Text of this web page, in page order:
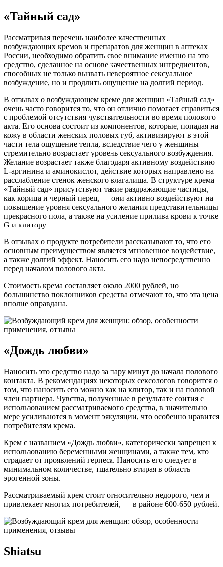
«Тайный сад»
Рассматривая перечень наиболее качественных
возбуждающих кремов и препаратов для женщин в аптеках
России, необходимо обратить свое внимание именно на это
средство, сделанное на основе качественных ингредиентов,
способных не только вызвать невероятное сексуальное
возбуждение, но и продлить ощущение на долгий период.
В отзывах о возбуждающем креме для женщин «Тайный сад»
очень часто говорится то, что он отлично помогает справиться
с проблемой отсутствия чувствительности во время полового
акта. Его основа состоит из компонентов, которые, попадая на
кожу в области женских половых губ, активизируют в этой
части тела ощущение тепла, вследствие чего у женщины
стремительно возрастает уровень сексуального возбуждения.
Желание возрастает также благодаря активному воздействию
L-аргинина и аминокислот, действие которых направлено на
расслабление стенок женского влагалища. В структуре крема
«Тайный сад» присутствуют такие раздражающие частицы,
как корица и черный перец, — они активно воздействуют на
повышение уровня сексуального желания представительницы
прекрасного пола, а также на усиление прилива крови к точке
G и клитору.
В отзывах о продукте потребители рассказывают то, что его
основным преимуществом является мгновенное воздействие,
а также долгий эффект. Наносить его надо непосредственно
перед началом полового акта.
Стоимость крема составляет около 2000 рублей, но
большинство поклонников средства отмечают то, что эта цена
вполне оправдана.
«Дождь любви»
Наносить это средство надо за пару минут до начала полового
контакта. В рекомендациях некоторых сексологов говорится о
том, что наносить его можно как на клитор, так и на половой
член партнера. Чувства, полученные в результате соития с
использованием рассматриваемого средства, в значительно
мере усиливаются в момент эякуляции, что особенно нравится
потребителям крема.
Крем с названием «Дождь любви», категорически запрещен к
использованию беременными женщинами, а также тем, кто
страдает от проявлений герпеса. Наносить его следует в
минимальном количестве, тщательно втирая в область
эрогенной зоны.
Рассматриваемый крем стоит относительно недорого, чем и
привлекает многих потребителей, — в районе 600-650 рублей.
Shiatsu